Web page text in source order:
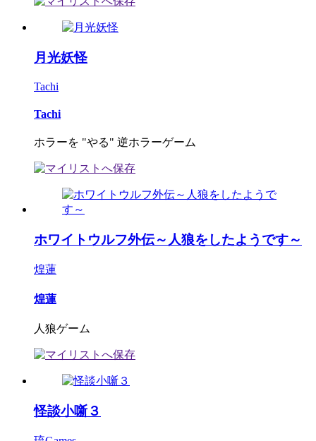
月光妖怪
Tachi
Tachi
ホラーを "やる" 逆ホラーゲーム
ホワイトウルフ外伝～人狼をしたようです～
煌蓮
煌蓮
人狼ゲーム
怪談小噺３